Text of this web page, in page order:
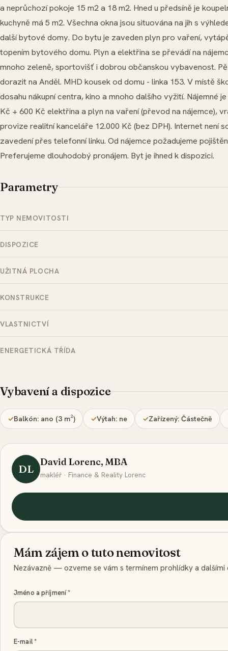
a neprůchozí pokoje 15 m2 a 18 m2. Hned u předsíně je
kuchyně má 5 m2. Všechna okna jsou situována na jih s
další bytové domy. Do bytu je zaveden plyn pro vaření,
topením bytového domu. Plyn a elektřina se převádí na
mnoho zeleně, sportovišť i dobrou občanskou vybavenost.
dorazit na Anděl. MHD kousek od domu - linka 153. V místě
dosahu nákupní centra, kino a mnoho dalšího vyžití. Nájemné
Kč + 600 Kč elektřina a plyn na vaření (převod na nájemce),
provize realitní kanceláře 12.000 Kč (bez DPH). Internet není
zavedení přes telefonní linku. Od nájemce požadujeme
Preferujeme dlouhodobý pronájem. Byt je ihned k dispozici.
Parametry
TYP NEMOVITOSTI
DISPOZICE
UŽITNÁ PLOCHA
KONSTRUKCE
VLASTNICTVÍ
ENERGETICKÁ TŘÍDA
Vybavení a dispozice
Balkón: ano (3 m²) Výtah: ne Zařízený: Částečně
DL
David Lorenc, MBA
makléř · Finance & Reality Lorenc
Mám zájem o tuto nemovitost
Nezávazně — ozveme se vám s termínem prohlídky a dalšími
Jméno a příjmení*
E-mail*